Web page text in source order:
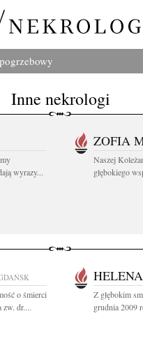
Inne nekrologi
wyrazy...
ZOFIA
Naszej
głębokiego
o śmierci
dr....
Z głębokim
grudnia 2009